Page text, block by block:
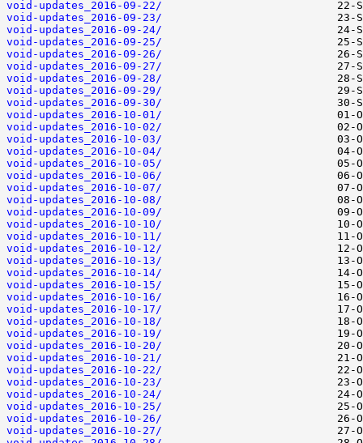
void-updates_2016-09-22/
void-updates_2016-09-23/
void-updates_2016-09-24/
void-updates_2016-09-25/
void-updates_2016-09-26/
void-updates_2016-09-27/
void-updates_2016-09-28/
void-updates_2016-09-29/
void-updates_2016-09-30/
void-updates_2016-10-01/
void-updates_2016-10-02/
void-updates_2016-10-03/
void-updates_2016-10-04/
void-updates_2016-10-05/
void-updates_2016-10-06/
void-updates_2016-10-07/
void-updates_2016-10-08/
void-updates_2016-10-09/
void-updates_2016-10-10/
void-updates_2016-10-11/
void-updates_2016-10-12/
void-updates_2016-10-13/
void-updates_2016-10-14/
void-updates_2016-10-15/
void-updates_2016-10-16/
void-updates_2016-10-17/
void-updates_2016-10-18/
void-updates_2016-10-19/
void-updates_2016-10-20/
void-updates_2016-10-21/
void-updates_2016-10-22/
void-updates_2016-10-23/
void-updates_2016-10-24/
void-updates_2016-10-25/
void-updates_2016-10-26/
void-updates_2016-10-27/